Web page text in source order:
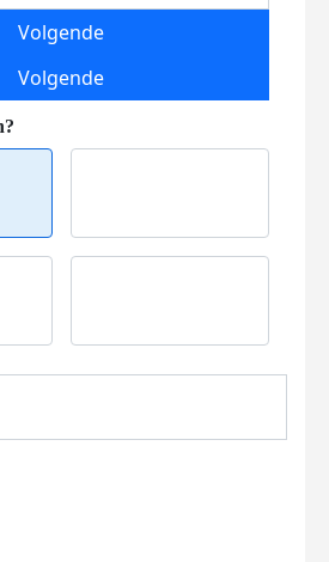
Volgende
Volgende